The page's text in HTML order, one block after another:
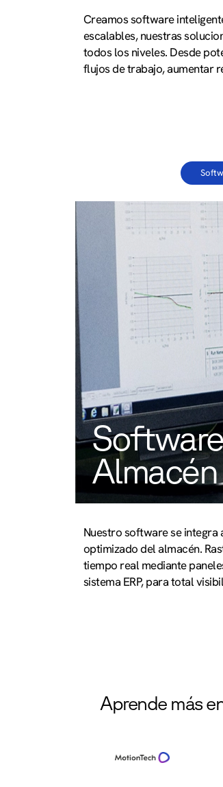
Creamos software
escalables, nuestras
todos los niveles. Desde
flujos de trabajo, aumentar
Nuestro software se integra
optimizado del almacén.
tiempo real mediante
sistema ERP, para total
Aprende más